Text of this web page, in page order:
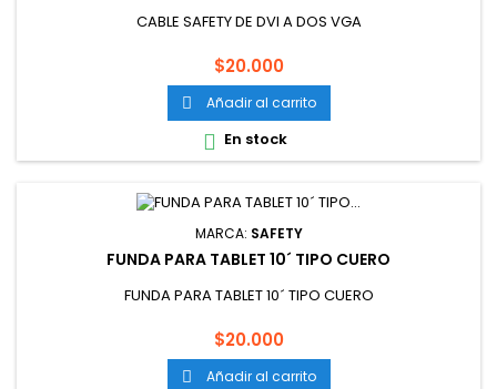
CABLE SAFETY DE DVI A DOS VGA
Precio
$20.000
 Añadir al carrito
 En stock
MARCA: SAFETY
FUNDA PARA TABLET 10´ TIPO CUERO
FUNDA PARA TABLET 10´ TIPO CUERO
Precio
$20.000
 Añadir al carrito